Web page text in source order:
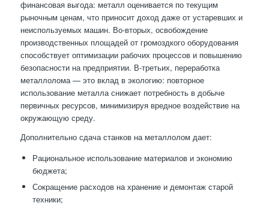
финансовая выгода: металл оценивается по текущим
рыночным ценам, что приносит доход даже от устаревших и
неиспользуемых машин. Во-вторых, освобождение
производственных площадей от громоздкого оборудования
способствует оптимизации рабочих процессов и повышению
безопасности на предприятии. В-третьих, переработка
металлолома — это вклад в экологию: повторное
использование металла снижает потребность в добыче
первичных ресурсов, минимизируя вредное воздействие на
окружающую среду.
Дополнительно сдача станков на металлолом дает:
Рациональное использование материалов и экономию
бюджета;
Сокращение расходов на хранение и демонтаж старой
техники;